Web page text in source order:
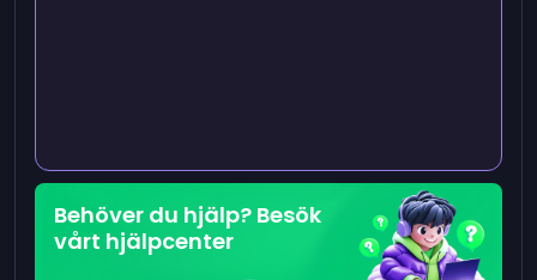
Behöver du hjälp? Besök
vårt hjälpcenter